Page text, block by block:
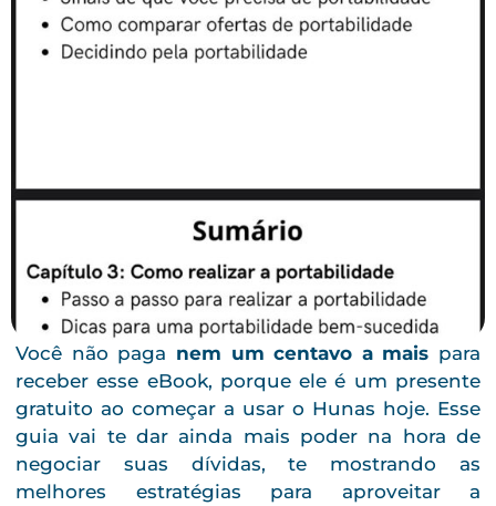
Você não paga nem um centavo a mais para
receber esse eBook, porque ele é um presente
gratuito ao começar a usar o Hunas hoje. Esse
guia vai te dar ainda mais poder na hora de
negociar suas dívidas, te mostrando as
melhores estratégias para aproveitar a